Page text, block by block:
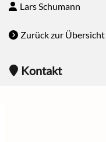
Lars Schumann
Zurück zur Übersicht
Kontakt